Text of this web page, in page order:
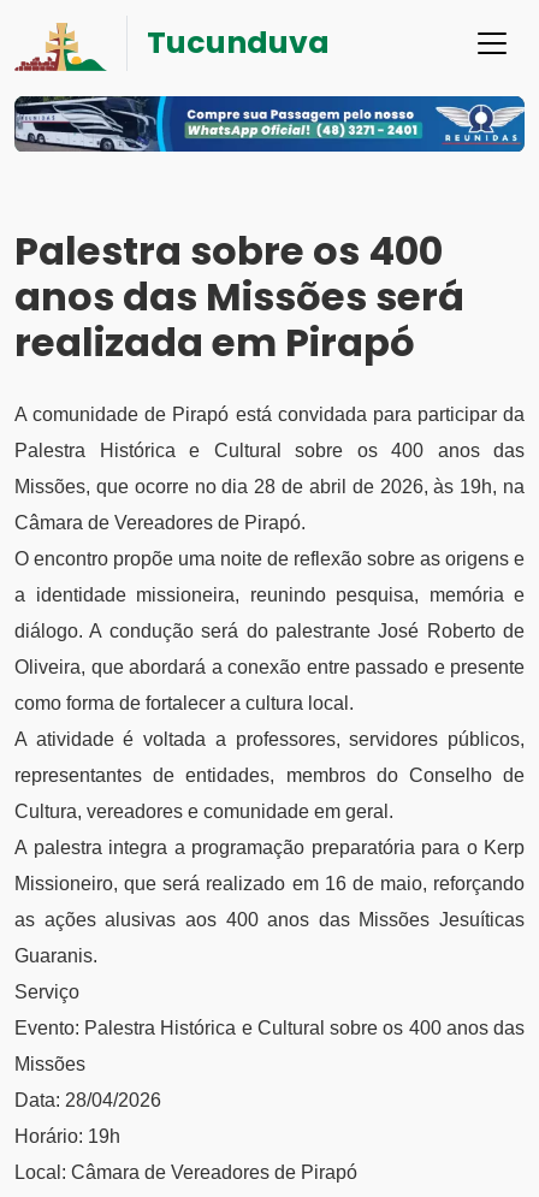
Tucunduva
Palestra sobre os 400
anos das Missões será
realizada em Pirapó
A comunidade de Pirapó está convidada para participar da
Palestra Histórica e Cultural sobre os 400 anos das
Missões, que ocorre no dia 28 de abril de 2026, às 19h, na
Câmara de Vereadores de Pirapó.
O encontro propõe uma noite de reflexão sobre as origens e
a identidade missioneira, reunindo pesquisa, memória e
diálogo. A condução será do palestrante José Roberto de
Oliveira, que abordará a conexão entre passado e presente
como forma de fortalecer a cultura local.
A atividade é voltada a professores, servidores públicos,
representantes de entidades, membros do Conselho de
Cultura, vereadores e comunidade em geral.
A palestra integra a programação preparatória para o Kerp
Missioneiro, que será realizado em 16 de maio, reforçando
as ações alusivas aos 400 anos das Missões Jesuíticas
Guaranis.
Serviço
Evento: Palestra Histórica e Cultural sobre os 400 anos das
Missões
Data: 28/04/2026
Horário: 19h
Local: Câmara de Vereadores de Pirapó